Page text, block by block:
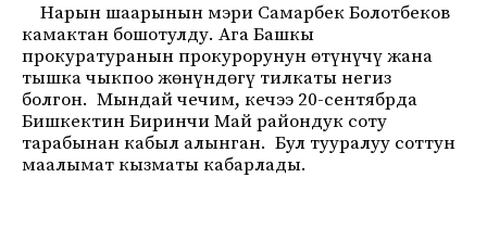
Нарын шаарынын мэри Самарбек Болотбеков
камактан бошотулду. Ага Башкы
прокуратуранын прокурорунун өтүнүчү жана
тышка чыкпоо жөнүндөгү тилкаты негиз
болгон. Мындай чечим, кечээ 20-сентябрда
Бишкектин Биринчи Май райондук соту
тарабынан кабыл алынган. Бул тууралуу соттун
маалымат кызматы кабарлады.